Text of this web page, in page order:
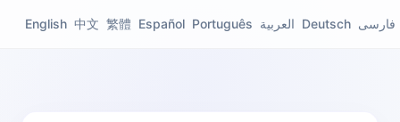
English 中文 繁體 Español Português العربية Deutsch فارسی